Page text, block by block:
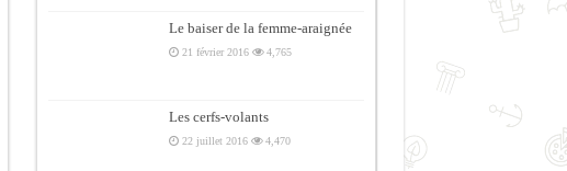
Le baiser de la femme-araignée
21 février 2016 4,765
Les cerfs-volants
22 juillet 2016 4,470